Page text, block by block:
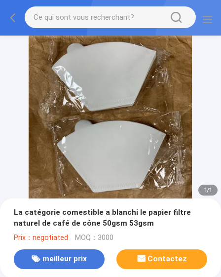
1/1
La catégorie comestible a blanchi le papier filtre
naturel de café de cône 50gsm 53gsm
Prix：negotiated MOQ：3000
meilleur prix Contactez